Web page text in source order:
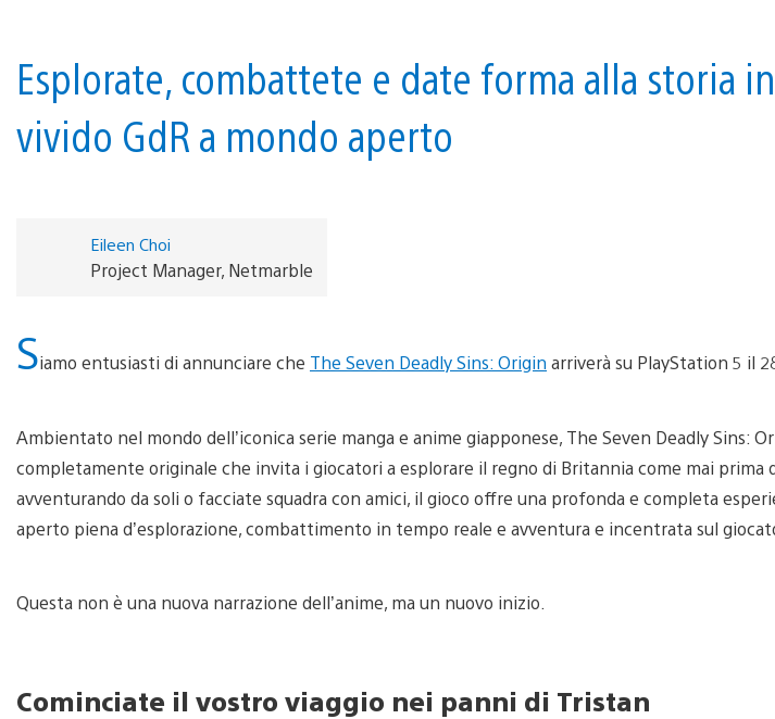
Esplorate, combattete e date forma alla storia
vivido GdR a mondo aperto
Eileen Choi
Project Manager, Netmarble
Siamo entusiasti di annunciare che The Seven Deadly Sins: Origin arriverà su PlayStation 5 il
Ambientato nel mondo dell’iconica serie manga e anime giapponese, The Seven Deadly Sins:
completamente originale che invita i giocatori a esplorare il regno di Britannia come mai prima
avventurando da soli o facciate squadra con amici, il gioco offre una profonda e completa
aperto piena d’esplorazione, combattimento in tempo reale e avventura e incentrata sul
Questa non è una nuova narrazione dell’anime, ma un nuovo inizio.
Cominciate il vostro viaggio nei panni di Tristan